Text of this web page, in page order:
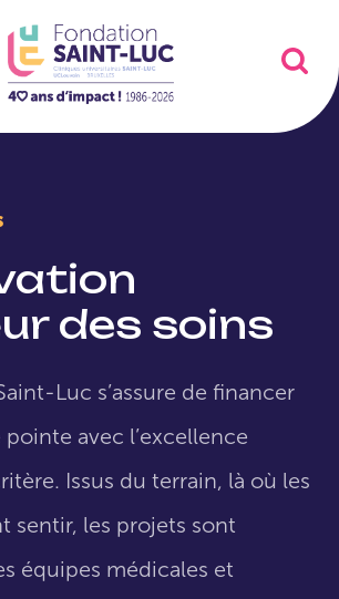
des soins
Luc s’assure de financer
avec l’excellence
Issus du terrain, là où les
sentir, les projets sont
équipes médicales et